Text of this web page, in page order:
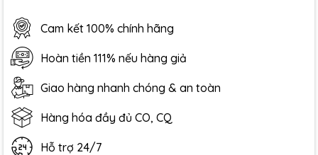
Cam kết 100% chính hãng
Hoàn tiền 111% nếu hàng giả
Giao hàng nhanh chóng & an toàn
Hàng hóa đầy đủ CO, CQ
Hỗ trợ 24/7